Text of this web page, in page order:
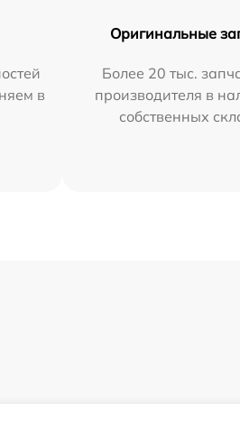
в
Оригинальные
Более 20 тыс.
производителя в
собственных